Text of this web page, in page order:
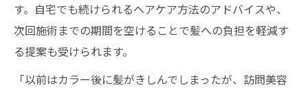
す。自宅でも続けられるヘアケア方法のアドバイスや、
次回施術までの期間を空けることで髪への負担を軽減す
る提案も受けられます。
「以前はカラー後に髪がきしんでしまったが、訪問美容